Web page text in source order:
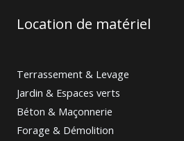
Location de matériel
Terrassement & Levage
Jardin & Espaces verts
Béton & Maçonnerie
Forage & Démolition